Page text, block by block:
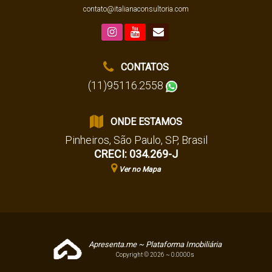
contato@italianaconsultoria.com
CONTATOS
(11)95116.2558
ONDE ESTAMOS
Pinheiros, São Paulo, SP, Brasil
CRECI: 034.269-J
Ver no Mapa
Apresenta.me ~ Plataforma Imobiliária
Copyright © 2026 ~ 0.0000s